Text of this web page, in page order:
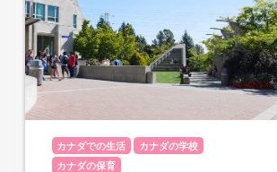
カナダでの生活
カナダの学校
カナダの保育